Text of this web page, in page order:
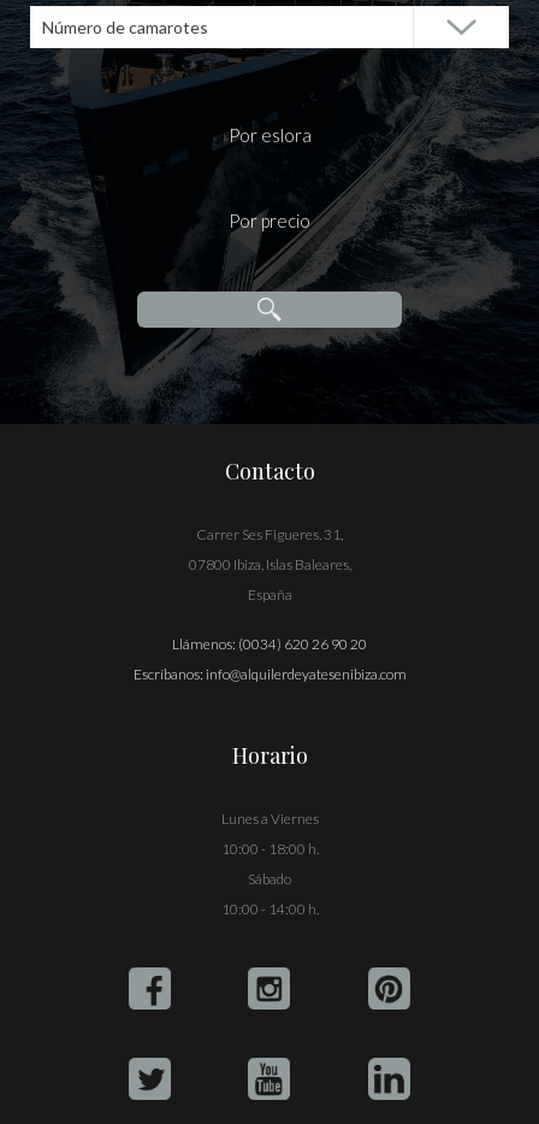
Número de camarotes
Por eslora
Por precio
Contacto
Carrer Ses Figueres, 31,
07800 Ibiza, Islas Baleares,
España
Llámenos: (0034) 620 26 90 20
Escríbanos: info@alquilerdeyatesenibiza.com
Horario
Lunes a Viernes
10:00 - 18:00 h.
Sábado
10:00 - 14:00 h.